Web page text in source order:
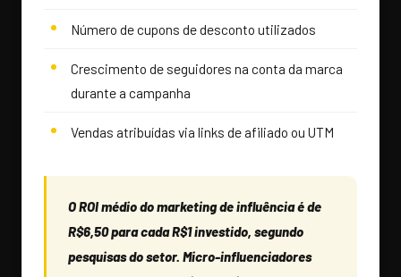
Número de cupons de desconto utilizados
Crescimento de seguidores na conta da marca
durante a campanha
Vendas atribuídas via links de afiliado ou UTM
O ROI médio do marketing de influência é de
R$6,50 para cada R$1 investido, segundo
pesquisas do setor. Micro-influenciadores